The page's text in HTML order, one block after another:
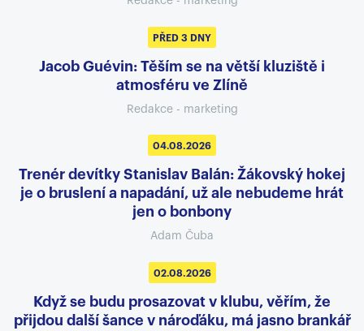
PŘED 3 DNY
Jacob Guévin: Těším se na větší kluziště i
atmosféru ve Zlíně
Redakce - marketing
04.08.2026
Trenér devítky Stanislav Balán: Žákovský hokej
je o bruslení a napadání, už ale nebudeme hrát
jen o bonbony
Adam Čuba
02.08.2026
Když se budu prosazovat v klubu, věřím, že
přijdou další šance v nároďáku, má jasno brankář